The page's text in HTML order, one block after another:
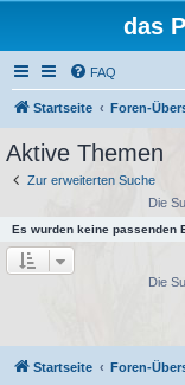
das
FAQ
Startseite Foren-
Aktive Themen
Zur erweiterten Suche
Die
Es wurden keine passenden
Die
Startseite Foren-